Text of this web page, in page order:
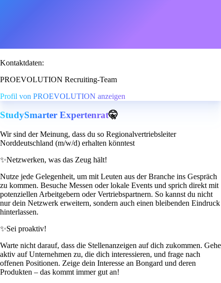
Kontaktdaten:
PROEVOLUTION Recruiting-Team
Profil von PROEVOLUTION anzeigen
StudySmarter Expertenrat🤫
Wir sind der Meinung, dass du so Regionalvertriebsleiter
Norddeutschland (m/w/d) erhalten könntest
✨Netzwerken, was das Zeug hält!
Nutze jede Gelegenheit, um mit Leuten aus der Branche ins Gespräch
zu kommen. Besuche Messen oder lokale Events und sprich direkt mit
potenziellen Arbeitgebern oder Vertriebspartnern. So kannst du nicht
nur dein Netzwerk erweitern, sondern auch einen bleibenden Eindruck
hinterlassen.
✨Sei proaktiv!
Warte nicht darauf, dass die Stellenanzeigen auf dich zukommen. Gehe
aktiv auf Unternehmen zu, die dich interessieren, und frage nach
offenen Positionen. Zeige dein Interesse an Bongard und deren
Produkten – das kommt immer gut an!